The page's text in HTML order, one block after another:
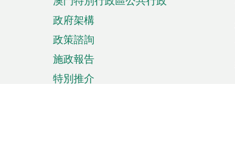
政府架構
政策諮詢
施政報告
特別推介